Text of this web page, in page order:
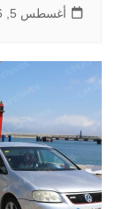
أغسطس 5, 2026